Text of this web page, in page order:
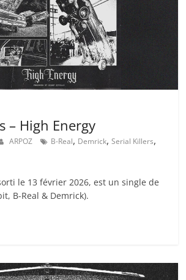
– High Energy
ARPOZ B-Real, Demrick,Serial Killers,
le 13 février 2026, est un single de
B-Real & Demrick).